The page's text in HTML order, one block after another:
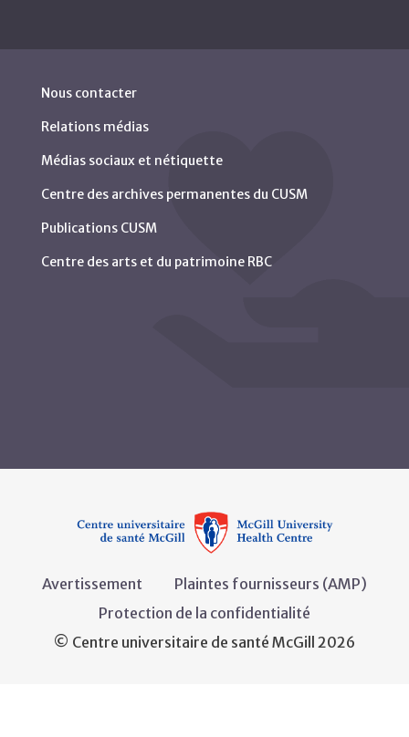
Nous contacter
Relations médias
Médias sociaux et nétiquette
Centre des archives permanentes du CUSM
Publications CUSM
Centre des arts et du patrimoine RBC
Avertissement
Plaintes fournisseurs (AMP)
Protection de la confidentialité
© Centre universitaire de santé McGill 2026